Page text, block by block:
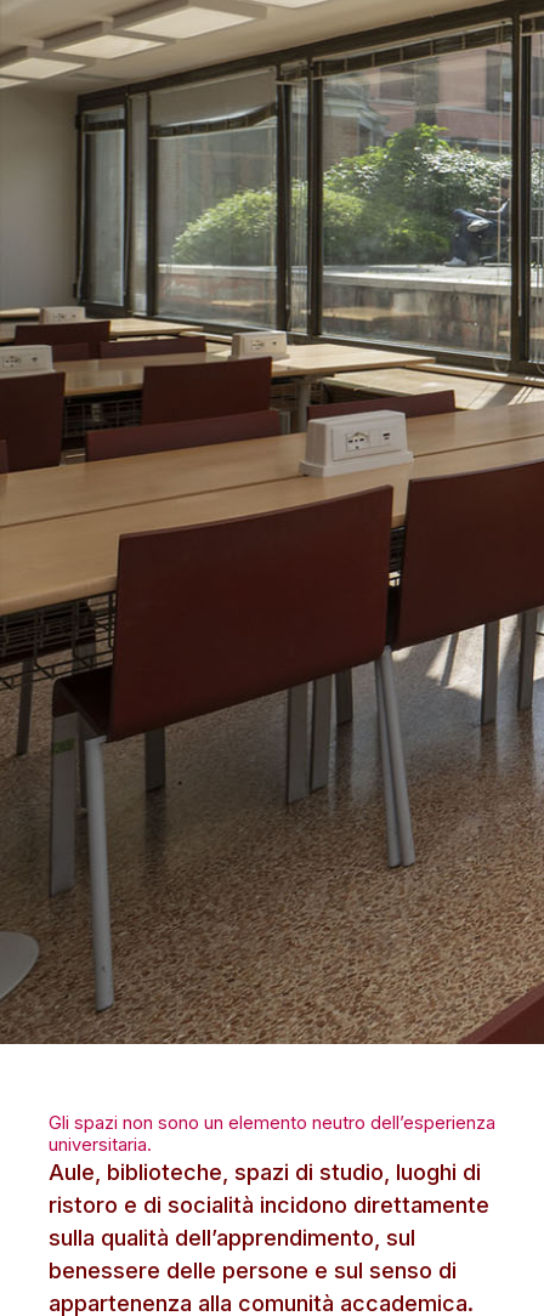
Gli spazi non sono un elemento neutro dell’esperienza
universitaria.
Aule, biblioteche, spazi di studio, luoghi di
ristoro e di socialità incidono direttamente
sulla qualità dell’apprendimento, sul
benessere delle persone e sul senso di
appartenenza alla comunità accademica.